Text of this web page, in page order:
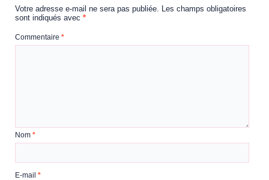
Votre adresse e-mail ne sera pas publiée. Les champs obligatoires
sont indiqués avec*
Commentaire*
Nom*
E-mail*